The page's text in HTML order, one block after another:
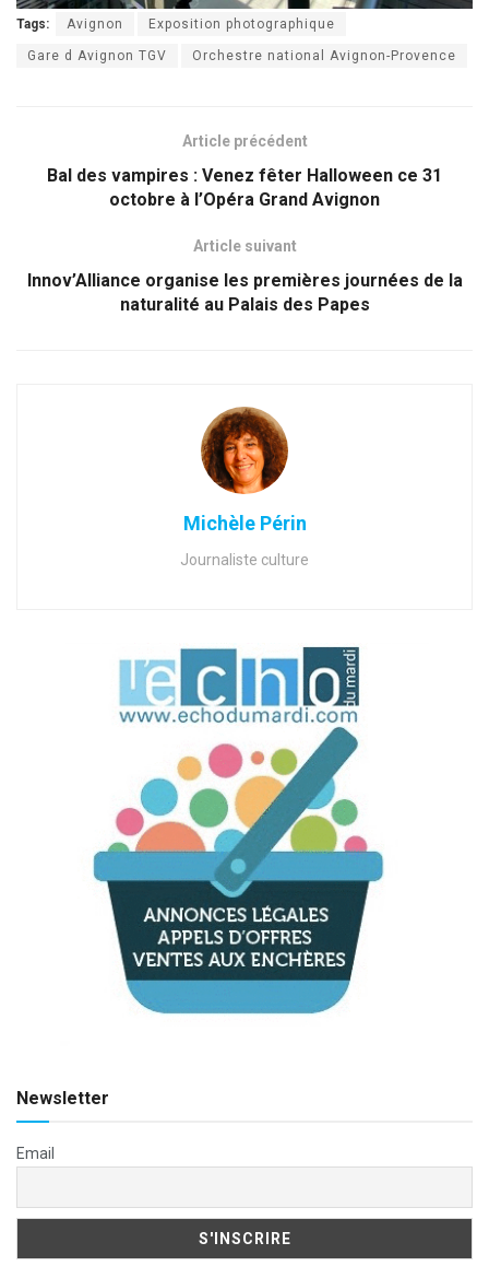
Tags: Avignon Exposition photographique
Gare d Avignon TGV Orchestre national Avignon-Provence
Article précédent
Bal des vampires : Venez fêter Halloween ce 31
octobre à l’Opéra Grand Avignon
Article suivant
Innov’Alliance organise les premières journées de la
naturalité au Palais des Papes
Michèle Périn
Journaliste culture
Newsletter
Email